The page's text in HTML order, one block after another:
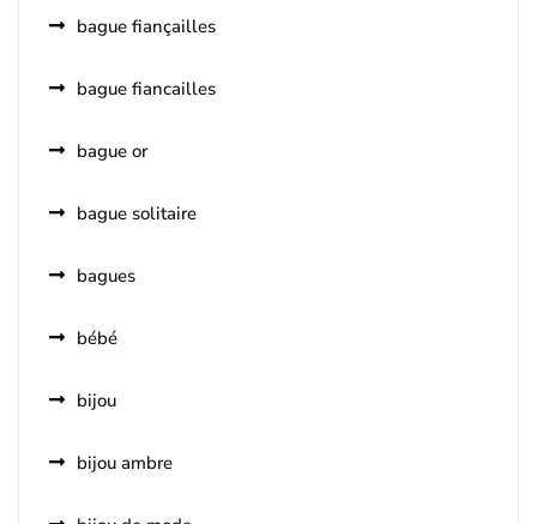
bague fiançailles
bague fiancailles
bague or
bague solitaire
bagues
bébé
bijou
bijou ambre